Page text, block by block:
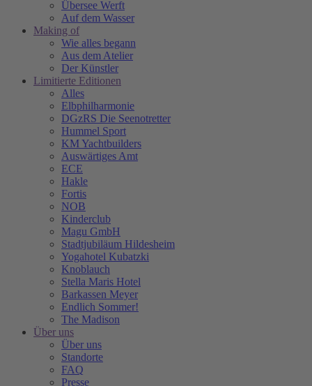
Übersee Werft
Auf dem Wasser
Making of
Wie alles begann
Aus dem Atelier
Der Künstler
Limitierte Editionen
Alles
Elbphilharmonie
DGzRS Die Seenotretter
Hummel Sport
KM Yachtbuilders
Auswärtiges Amt
ECE
Hakle
Fortis
NOB
Kinderclub
Magu GmbH
Stadtjubiläum Hildesheim
Yogahotel Kubatzki
Knoblauch
Stella Maris Hotel
Barkassen Meyer
Endlich Sommer!
The Madison
Über uns
Über uns
Standorte
FAQ
Presse